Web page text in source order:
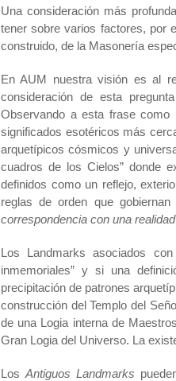
Una consideración más
tener sobre varios factores, por
construido, de la Masonería
En AUM nuestra visión es al
consideración de esta
Observando a esta frase como
significados esotéricos más
arquetípicos cósmicos y
cuadros de los Cielos” donde
definidos como un reflejo,
reglas de orden que
correspondencia con una
Los Landmarks asociados
inmemoriales” y si una
precipitación de patrones
construcción del Templo del
de una Logia interna de
Gran Logia del Universo. La
Los Antiguos Landmarks